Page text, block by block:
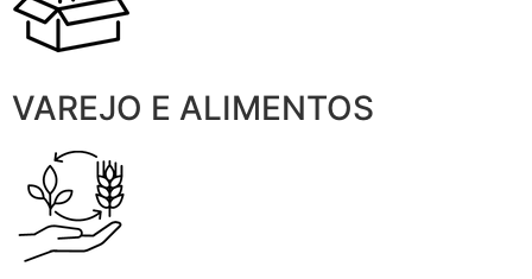
VAREJO E ALIMENTOS